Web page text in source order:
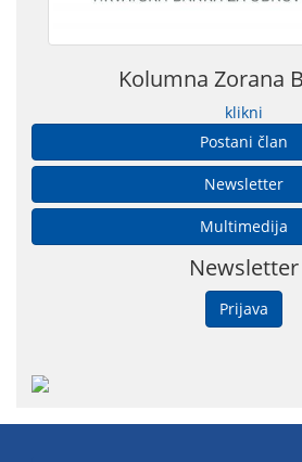
Kolumna Zorana
klikni
Postani član
Newsletter
Multimedija
Newsletter
Prijava